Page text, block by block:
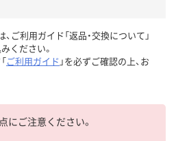
ご利用ガイド「返品・交換について」
ください。
ご利用ガイド 」を必ずご確認の上、お
にご注意ください。